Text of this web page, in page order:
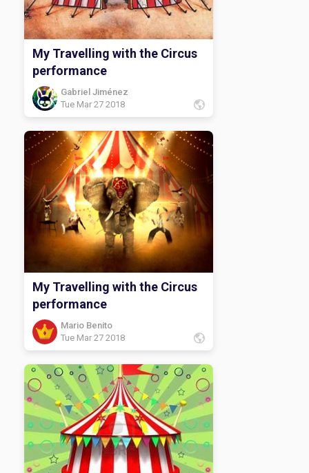
My Travelling with the Circus
performance
Gabriel Jiménez
Tue Mar 27 2018
My Travelling with the Circus
performance
Mario Benito
Tue Mar 27 2018